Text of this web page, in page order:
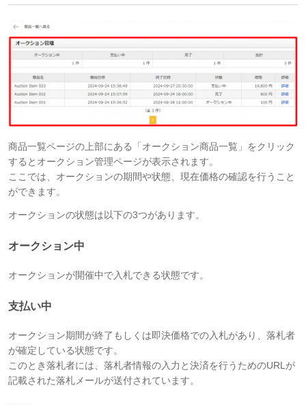
商品一覧ページの上部にある「オークション商品一覧」をクリック
するとオークション管理ページが表示されます。
ここでは、オークションの期間や状態、現在価格の確認を行うこと
ができます。
オークションの状態は以下の3つがあります。
オークション中
オークションが開催中で入札できる状態です。
支払い中
オークション期間が終了もしくは即決価格での入札があり、落札者
が確定している状態です。
このとき落札者には、落札者情報の入力と決済を行うためのURLが
記載された落札メールが送付されています。